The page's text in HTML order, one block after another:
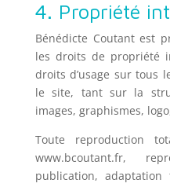
4. Propriété
Bénédicte Coutant est
les droits de propriété
droits d’usage sur tous
le site, tant sur la
images, graphismes,
Toute reproduction
www.bcoutant.fr,
publication,